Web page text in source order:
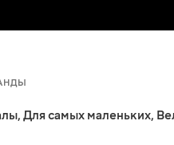
, Для самых маленьких,